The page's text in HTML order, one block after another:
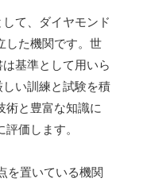
て、ダイヤモンド
した機関です。世
基準として用いら
い訓練と試験を積
術と豊富な知識に
価します。
を置いている機関